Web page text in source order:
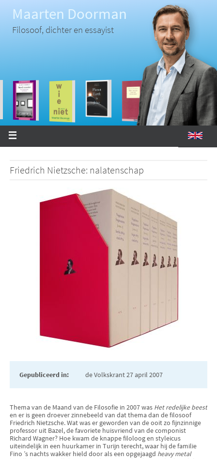
inhoud
Maarten Doorman
Filosoof, dichter en essayist
Friedrich Nietzsche: nalatenschap
Gepubliceerd in: de Volkskrant 27 april 2007
Thema van de Maand van de Filosofie in 2007 was Het redelijke beest
en er is geen droever zinnebeeld van dat thema dan de filosoof
Friedrich Nietzsche. Wat was er geworden van de ooit zo fijnzinnige
professor uit Bazel, de favoriete huisvriend van de componist
Richard Wagner? Hoe kwam de knappe filoloog en styleicus
uiteindelijk in een huurkamer in Turijn terecht, waar hij de familie
Fino ’s nachts wakker hield door als een opgejaagd heavy metal